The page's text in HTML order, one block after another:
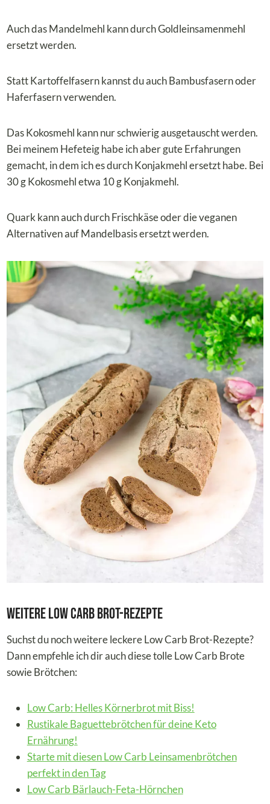
Auch das Mandelmehl kann durch Goldleinsamenmehl
ersetzt werden.
Statt Kartoffelfasern kannst du auch Bambusfasern oder
Haferfasern verwenden.
Das Kokosmehl kann nur schwierig ausgetauscht werden.
Bei meinem Hefeteig habe ich aber gute Erfahrungen
gemacht, in dem ich es durch Konjakmehl ersetzt habe. Bei
30 g Kokosmehl etwa 10 g Konjakmehl.
Quark kann auch durch Frischkäse oder die veganen
Alternativen auf Mandelbasis ersetzt werden.
Weitere Low Carb Brot-Rezepte
Suchst du noch weitere leckere Low Carb Brot-Rezepte?
Dann empfehle ich dir auch diese tolle Low Carb Brote
sowie Brötchen:
Low Carb: Helles Körnerbrot mit Biss!
Rustikale Baguettebrötchen für deine Keto
Ernährung!
Starte mit diesen Low Carb Leinsamenbrötchen
perfekt in den Tag
Low Carb Bärlauch-Feta-Hörnchen